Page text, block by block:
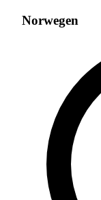
Norwegen